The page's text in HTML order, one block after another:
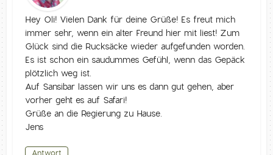
Hey Oli! Vielen Dank für deine Grüße! Es freut mich
immer sehr, wenn ein alter Freund hier mit liest! Zum
Glück sind die Rucksäcke wieder aufgefunden worden.
Es ist schon ein saudummes Gefühl, wenn das Gepäck
plötzlich weg ist.
Auf Sansibar lassen wir uns es dann gut gehen, aber
vorher geht es auf Safari!
Grüße an die Regierung zu Hause.
Jens